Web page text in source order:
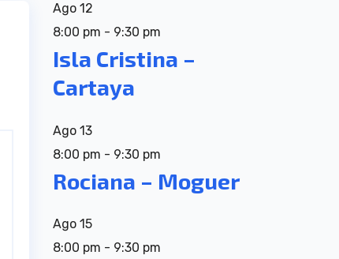
Ago 12
8:00 pm - 9:30 pm
Isla Cristina –
Cartaya
Ago 13
8:00 pm - 9:30 pm
Rociana – Moguer
Ago 15
8:00 pm - 9:30 pm